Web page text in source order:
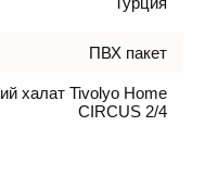
ПВХ пакет
халат Tivolyo Home
CIRCUS 2/4